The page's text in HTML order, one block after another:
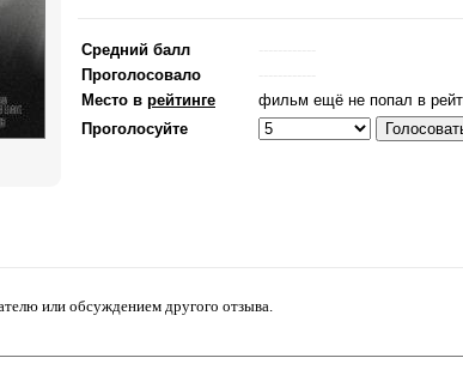
Средний балл
Проголосовало
Место в рейтинге
фильм ещё не попал в
Проголосуйте
или обсуждением другого отзыва.